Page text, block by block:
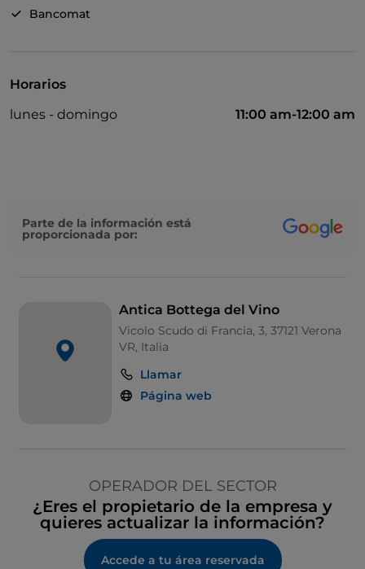
Bancomat
Horarios
lunes - domingo
11:00 am-12:00 am
Parte de la información está
proporcionada por:
Antica Bottega del Vino
Vicolo Scudo di Francia, 3, 37121 Verona
VR, Italia
Llamar
Página web
OPERADOR DEL SECTOR
¿Eres el propietario de la empresa y
quieres actualizar la información?
Accede a tu área reservada